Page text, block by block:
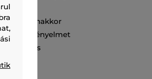
ki, ugyanakkor
a kényelmet
Mutatós